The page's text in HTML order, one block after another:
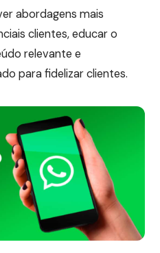
abordagens mais
clientes, educar o
relevante e
para fidelizar clientes.